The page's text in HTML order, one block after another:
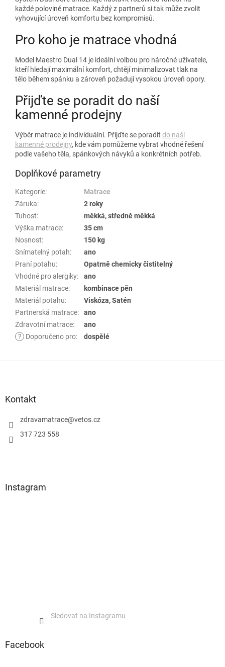
každé polovině matrace. Každý z partnerů si tak může zvolit
vyhovující úroveň komfortu bez kompromisů.
Pro koho je matrace vhodná
Model Maestro Dual 14 je ideální volbou pro náročné uživatele,
kteří hledají maximální komfort, chtějí minimalizovat tlak na
tělo během spánku a zároveň požadují vysokou úroveň opory.
Přijďte se poradit do naší
kamenné prodejny
Výběr matrace je individuální. Přijďte se poradit do naší
kamenné prodejny, kde vám pomůžeme vybrat vhodné řešení
podle vašeho těla, spánkových návyků a konkrétních potřeb.
Doplňkové parametry
Kategorie:
Matrace
Záruka:
2 roky
Tuhost:
měkká, středně měkká
Výška matrace:
35 cm
Nosnost:
150 kg
Snímatelný potah:
ano
Praní potahu:
Opatrně chemicky čistitelný
Vhodné pro alergiky:
ano
Materiál matrace:
kombinace pěn
Materiál potahu:
Viskóza, Satén
Partnerská matrace:
ano
Zdravotní matrace:
ano
?
Doporučeno pro: dospělé
pKontakt
zdravamatrace@vetos.cz
317 723 558
Instagram
Sledovat na Instagramu
Facebook